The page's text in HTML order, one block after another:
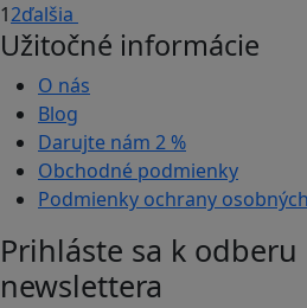
12ďalšia
Užitočné informácie
O nás
Blog
Darujte nám 2 %
Obchodné podmienky
Podmienky ochrany
Prihláste sa k odberu
newslettera